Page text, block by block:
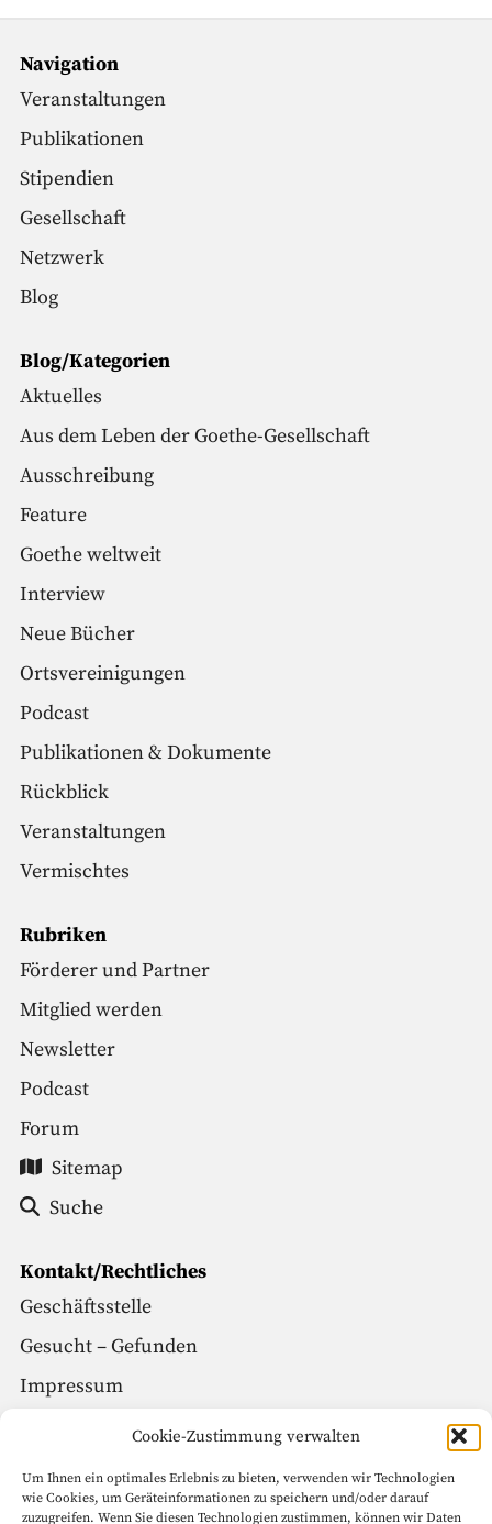
Cookie-Zustimmung verwalten
Um Ihnen ein optimales Erlebnis zu bieten, verwenden wir Technologien
wie Cookies, um Geräteinformationen zu speichern und/oder darauf
zuzugreifen. Wenn Sie diesen Technologien zustimmen, können wir Daten
Navigation
Veranstaltungen
Publikationen
Stipendien
Gesellschaft
Netzwerk
Blog
Blog/Kategorien
Aktuelles
Aus dem Leben der Goethe-Gesellschaft
Ausschreibung
Feature
Goethe weltweit
Interview
Neue Bücher
Ortsvereinigungen
Podcast
Publikationen & Dokumente
Rückblick
Veranstaltungen
Vermischtes
Rubriken
Förderer und Partner
Mitglied werden
Newsletter
Podcast
Forum
Sitemap
Suche
Kontakt/Rechtliches
Geschäftsstelle
Gesucht – Gefunden
Impressum
Social Media